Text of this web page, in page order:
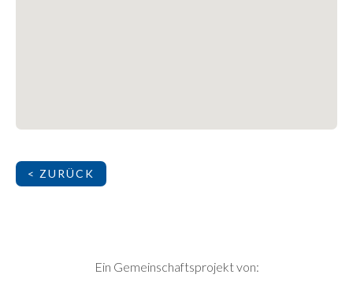
< ZURÜCK
SEITENFUSSEin Gemeinschaftsprojekt von: